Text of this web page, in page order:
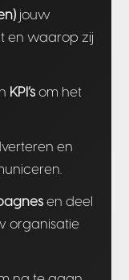
jouw
en waarop zij
KPI’som het
en
en deel
organisatie